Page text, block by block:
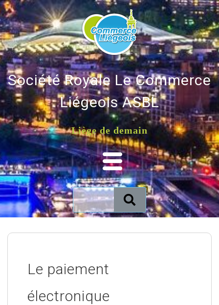
Société Royale Le Commerce
Liégeois ASBL
Liège de demain
Le paiement
électronique